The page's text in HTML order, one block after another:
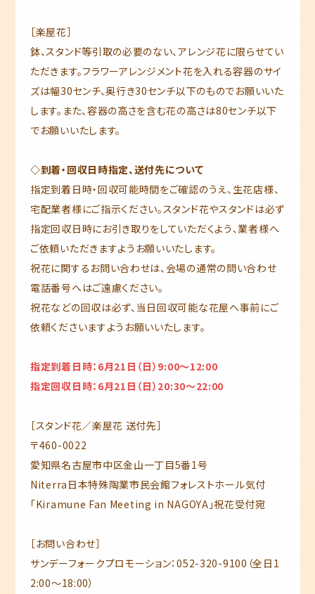
［楽屋花］
鉢、スタンド等引取の必要のない、アレンジ花に限らせてい
ただきます。フラワーアレンジメント花を入れる容器のサイ
ズは幅30センチ、奥行き30センチ以下のものでお願いいた
します。また、容器の高さを含む花の高さは80センチ以下
でお願いいたします。
◇到着・回収日時指定、送付先について
指定到着日時・回収可能時間をご確認のうえ、生花店様、
宅配業者様にご指示ください。スタンド花やスタンドは必ず
指定回収日時にお引き取りをしていただくよう、業者様へ
ご依頼いただきますようお願いいたします。
祝花に関するお問い合わせは、会場の通常の問い合わせ
電話番号へはご遠慮ください。
祝花などの回収は必ず、当日回収可能な花屋へ事前にご
依頼くださいますようお願いいたします。
指定到着日時：6月21日（日）9:00～12:00
指定回収日時：6月21日（日）20:30～22:00
［スタンド花／楽屋花 送付先］
〒460-0022
愛知県名古屋市中区金山一丁目5番1号
Niterra日本特殊陶業市民会館フォレストホール気付
「Kiramune Fan Meeting in NAGOYA」祝花受付宛
［お問い合わせ］
サンデーフォークプロモーション：052-320-9100（全日1
2:00～18:00）